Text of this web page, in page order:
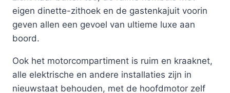
eigen dinette-zithoek en de gastenkajuit voorin
geven allen een gevoel van ultieme luxe aan
boord.
Ook het motorcompartiment is ruim en kraaknet,
alle elektrische en andere installaties zijn in
nieuwstaat behouden, met de hoofdmotor zelf